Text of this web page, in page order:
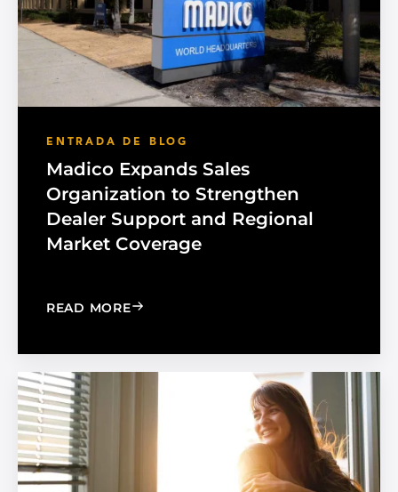
ENTRADA DE BLOG
Madico Expands Sales
Organization to Strengthen
Dealer Support and Regional
Market Coverage
READ MORE: MADICO EXPANDS SALES